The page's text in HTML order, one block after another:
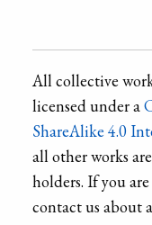
All collective
licensed under a
ShareAlike 4.0
all other works
holders. If you
contact us about